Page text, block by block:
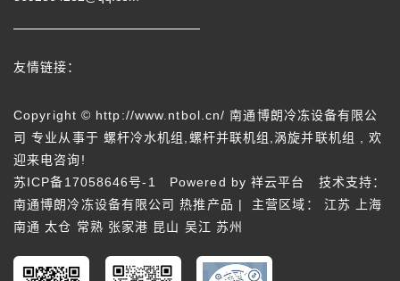
友情链接：
Copyright © http://www.ntbol.cn/ 南通博朗冷冻设备有限公
司 专业从事于 螺杆冷水机组 螺杆并联机组 ,涡旋并联机组
, 欢
迎来电咨询!
苏ICP备17058646号-1
Powered by祥云平台
技术支持：
南通博朗冷冻设备有限公司热推产品 | 主营区域： 江苏
上海
南通 太仓 常熟 张家港 昆山 吴江 苏州